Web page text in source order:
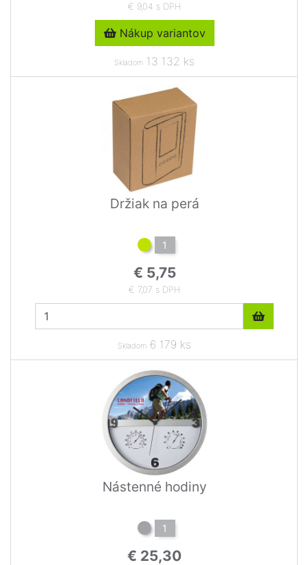
€ 9,04 s DPH
Nákup variantov
Skladom 13 132 ks
Držiak na perá
1
€ 5,75
€ 7,07 s DPH
Skladom 6 179 ks
Nástenné hodiny
1
€ 25,30